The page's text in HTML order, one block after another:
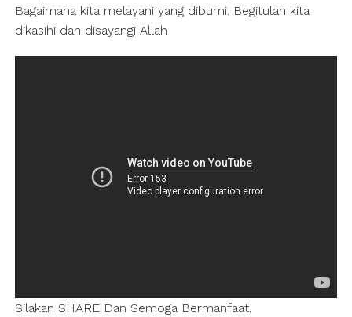
Bagaimana kita melayani yang dibumi. Begitulah kita
dikasihi dan disayangi Allah
Silakan SHARE Dan Semoga Bermanfaat.